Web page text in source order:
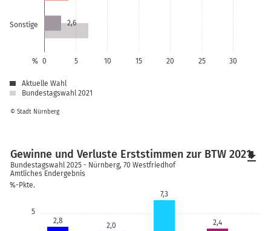
Sonstige
0 5 10 15 20 25 30
%
2,6
© Stadt Nürnberg
Aktuelle Wahl
Bundestagswahl 2021
5
%-Pkte.
2,8
2,0
7,3
2,4
Gewinne und Verluste Erststimmen zur BTW 2021
Bundestagswahl 2025 - Nürnberg, 70 Westfriedhof
Amtliches Endergebnis
file_download